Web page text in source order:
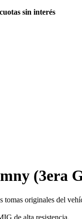
sin interés
(3era
tomas originales del
de alta resistencia.